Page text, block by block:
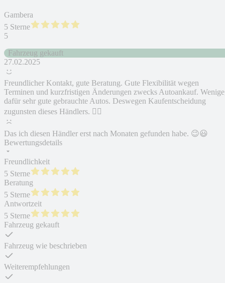
Gambera
5 Sterne
5
Fahrzeug gekauft
27.02.2025
Freundlicher Kontakt, gute Beratung. Gute Flexibilität wegen
Terminen und kurzfristigen Änderungen zwecks Autoankauf.
dafür sehr gute gebrauchte Autos. Deswegen Kaufentscheidung
zugunsten dieses Händlers. 👍🏽
Das ich diesen Händler erst nach Monaten gefunden habe. 😉😃
Bewertungsdetails
Freundlichkeit
5 Sterne
Beratung
5 Sterne
Antwortzeit
5 Sterne
Fahrzeug gekauft
Fahrzeug wie beschrieben
Weiterempfehlungen